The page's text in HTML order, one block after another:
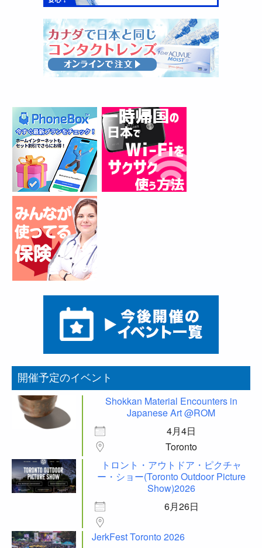
開催予定のイベント
Shokkan Material Encounters in
Japanese Art @ROM
4月4日
Toronto
トロント・アウトドア・ピクチャ
ー・ショー(Toronto Outdoor Picture
Show)2026
6月26日
JerkFest Toronto 2026